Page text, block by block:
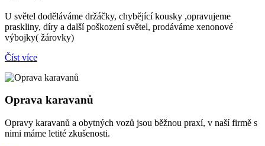
U světel doděláváme držáčky, chybějící kousky ,opravujeme
praskliny, díry a další poškození světel, prodáváme xenonové
výbojky( žárovky)
Číst více
Oprava karavanů
Opravy karavanů a obytných vozů jsou běžnou praxí, v naší firmě s
nimi máme letité zkušenosti.